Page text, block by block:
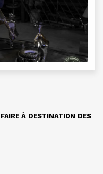
À DESTINATION DES